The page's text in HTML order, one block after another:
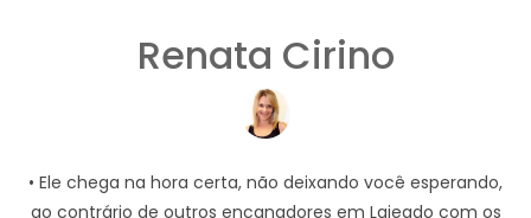
Renata Cirino
• Ele chega na hora certa, não deixando você esperando,
ao contrário de outros encanadores em Lajeado com os